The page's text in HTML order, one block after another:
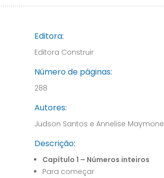
Editora:
Editora Construir
Número de páginas:
288
Autores:
Judson Santos e Annelise Maymone
Descrição:
Capítulo 1 – Números inteiros
Para começar